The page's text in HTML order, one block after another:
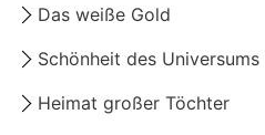
Das weiße Gold
Schönheit des Universums
Heimat großer Töchter